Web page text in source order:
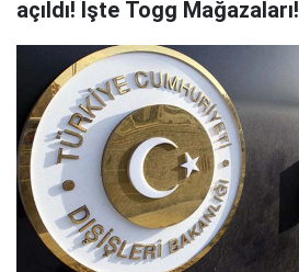
açıldı! İşte Togg Mağazaları!